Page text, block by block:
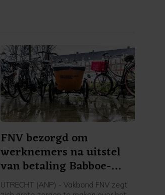
FNV bezorgd om
werknemers na uitstel
van betaling Babboe-
moeder
UTRECHT (ANP) - Vakbond FNV zegt